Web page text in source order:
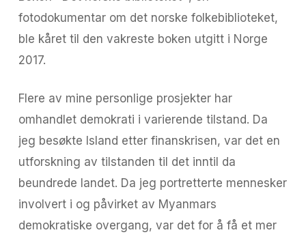
fotodokumentar om det norske folkebiblioteket,
ble kåret til den vakreste boken utgitt i Norge
2017.
Flere av mine personlige prosjekter har
omhandlet demokrati i varierende tilstand. Da
jeg besøkte Island etter finanskrisen, var det en
utforskning av tilstanden til det inntil da
beundrede landet. Da jeg portretterte mennesker
involvert i og påvirket av Myanmars
demokratiske overgang, var det for å få et mer